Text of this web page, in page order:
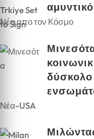
Νέα απο τον Κόσμο
δύσκολο
Νέα-USA